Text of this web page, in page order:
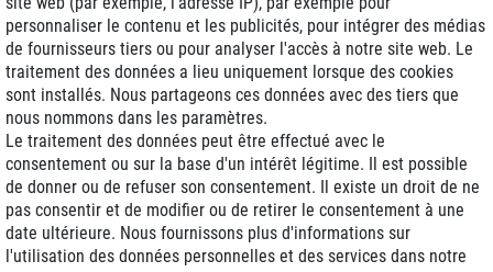
Livraison J+1
Frais d'expédition réduits
Reconditionnée avec garantie
+33 1 70 99 07 94 *
personnaliser le contenu et les publicités, pour intégrer des médias
de fournisseurs tiers ou pour analyser l'accès à notre site web. Le
traitement des données a lieu uniquement lorsque des cookies
sont installés. Nous partageons ces données avec des tiers que
nous nommons dans les paramètres.
Le traitement des données peut être effectué avec le
consentement ou sur la base d'un intérêt légitime. Il est possible
de donner ou de refuser son consentement. Il existe un droit de ne
pas consentir et de modifier ou de retirer le consentement à une
date ultérieure. Nous fournissons plus d'informations sur
l'utilisation des données personnelles et des services dans notre